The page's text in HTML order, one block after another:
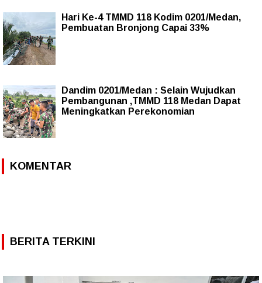
Hari Ke-4 TMMD 118 Kodim 0201/Medan,
Pembuatan Bronjong Capai 33%
Dandim 0201/Medan : Selain Wujudkan
Pembangunan ,TMMD 118 Medan Dapat
Meningkatkan Perekonomian
KOMENTAR
BERITA TERKINI